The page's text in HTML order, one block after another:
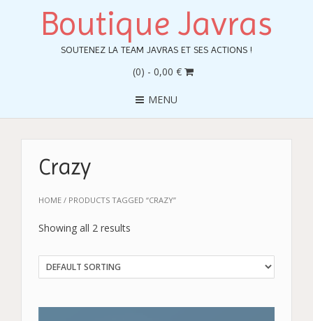
Boutique Javras
SOUTENEZ LA TEAM JAVRAS ET SES ACTIONS !
(0) - 0,00 €
MENU
HOME / PRODUCTS TAGGED “CRAZY”
Crazy
Showing all 2 results